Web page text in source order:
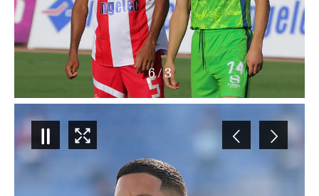
4
/
6